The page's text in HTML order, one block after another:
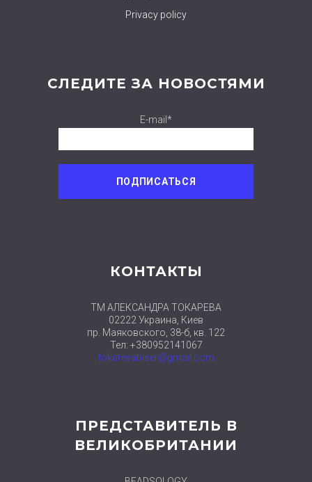
Privacy policy
СЛЕДИТЕ ЗА НОВОСТЯМИ
E-mail*
КОНТАКТЫ
ТМ АЛЕКСАНДРА ТОКАРЕВА
02222 Украина, Киев
пр. Маяковского, 38-б, кв. 122
Тел: +380952141067
tokarevabiser@gmail.com
ПРЕДСТАВИТЕЛЬ В
ВЕЛИКОБРИТАНИИ